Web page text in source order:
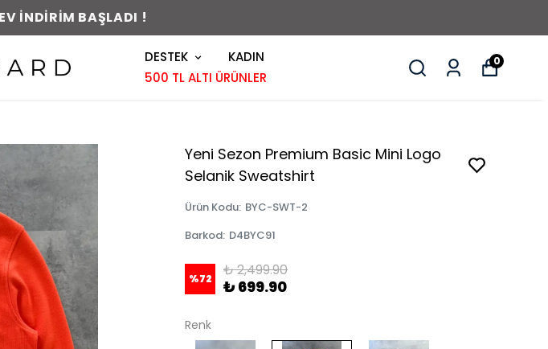
KARGODA !
DESTEK
KADIN
500 TL ALTI ÜRÜNLER
0
Yeni Sezon Premium Basic Mini Logo
Selanik Sweatshirt
Ürün Kodu: BYC-SWT-2
Barkod: D4BYC91
%72 ₺ 2,499.90
₺ 699.90
Renk